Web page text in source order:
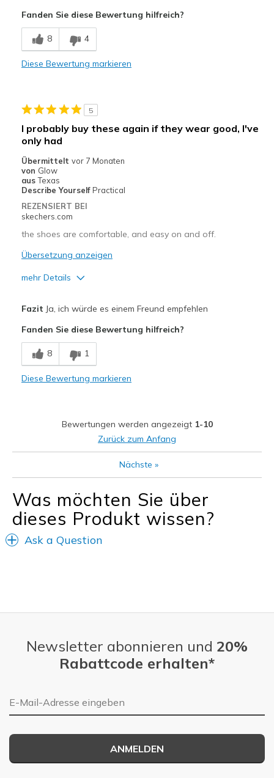
Breathe Well
Comfortable
Nachteile
Wear Out Quickly
Geeignete Verwendung
Going Out
Travel
Sizing Feels true to size
Fanden Sie diese Bewertung hilfreich?
8 4
Diese Bewertung markieren
5
I probably buy these again if they wear good, I've
only had
Übermittelt vor 7 Monaten
von Glow
aus Texas
Describe Yourself Practical
REZENSIERT BEI
skechers.com
the shoes are comfortable, and easy on and off.
Übersetzung anzeigen
mehr Details
Breathe Well
Comfortable
Feels true to width
Fazit Ja, ich würde es einem Freund empfehlen
Fanden Sie diese Bewertung hilfreich?
8 1
Diese Bewertung markieren
Bewertungen werden angezeigt 1-10
Zurück zum Anfang
Nächste »
Was möchten Sie über
dieses Produkt wissen?
Ask a Question
Newsletter abonnieren und 20%
Rabattcode erhalten*
E-Mail-Adresse
ANMELDEN